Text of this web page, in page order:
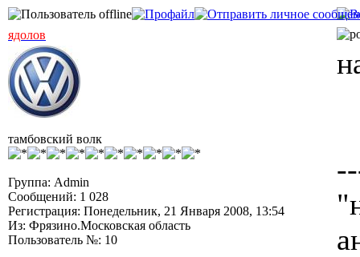
ядолов
тамбовский волк
Группа: Admin
Сообщений: 1 028
Регистрация: Понедельник, 21 Января 2008, 13:54
Из: Фрязино.Московская область
Пользователь №: 10